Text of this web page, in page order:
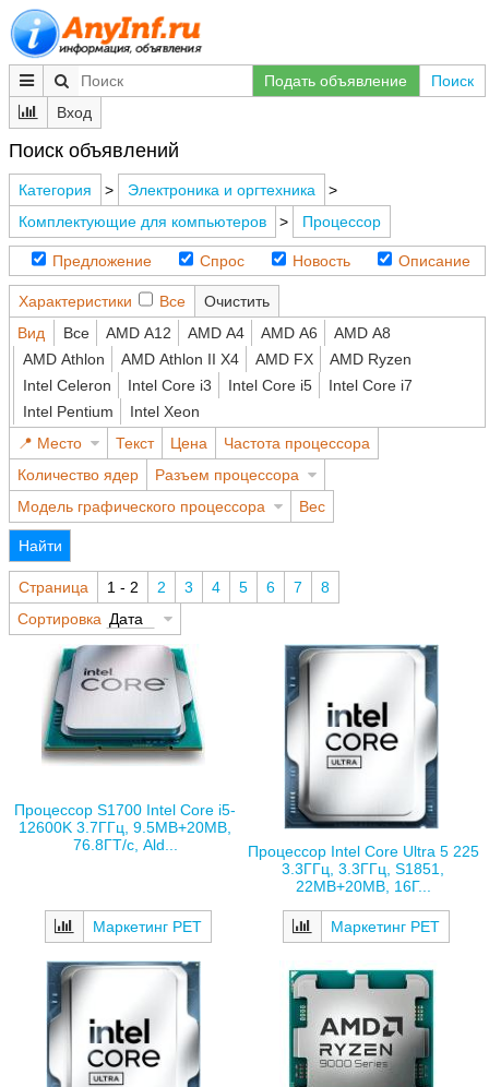
Подать объявление
Поиск
Вход
Поиск объявлений
Категория > Электроника и оргтехника
>
Комплектующие для компьютеров
> Процессор
Предложение Спрос Новость Описание
Характеристики Все
Очистить
Вид
Все AMD A12 AMD A4 AMD A6
AMD A8
AMD Athlon
AMD Athlon II X4 AMD FX
AMD Ryzen
Intel Celeron
Intel Core i3 Intel Core i5
Intel Core i7
Intel Pentium
Intel Xeon
Место
Текст Цена
Частота процессора
Количество ядер
Разъем процессора
Модель графического процессора
Вес
Найти
Страница 1 - 2 2 3 4 5 6 7
8
Сортировка Дата
Процессор S1700 Intel Core i5-
12600K 3.7ГГц, 9.5MB+20MB,
76.8ГТ/с, Ald...
Маркетинг РЕТ
Процессор Intel Core Ultra 5 225
3.3ГГц, 3.3ГГц, S1851,
22MB+20MB, 16Г...
Маркетинг РЕТ